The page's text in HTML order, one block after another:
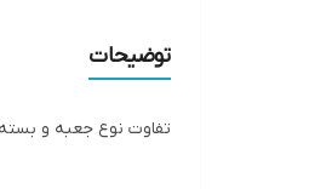
توضیحات
تفاوت نوع جعبه و